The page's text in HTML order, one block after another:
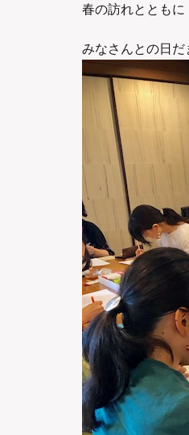
春の訪れとともに
みなさんとの日だ